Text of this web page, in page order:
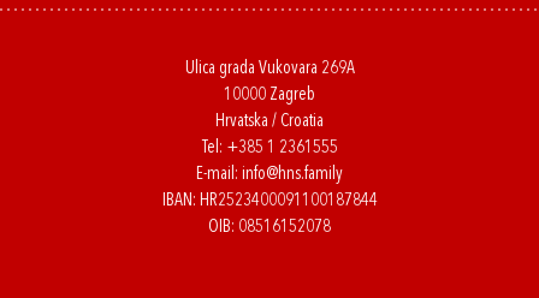
Ulica grada Vukovara 269A
10000 Zagreb
Hrvatska / Croatia
Tel: +385 1 2361555
E-mail: info@hns.family
IBAN: HR2523400091100187844
OIB: 08516152078